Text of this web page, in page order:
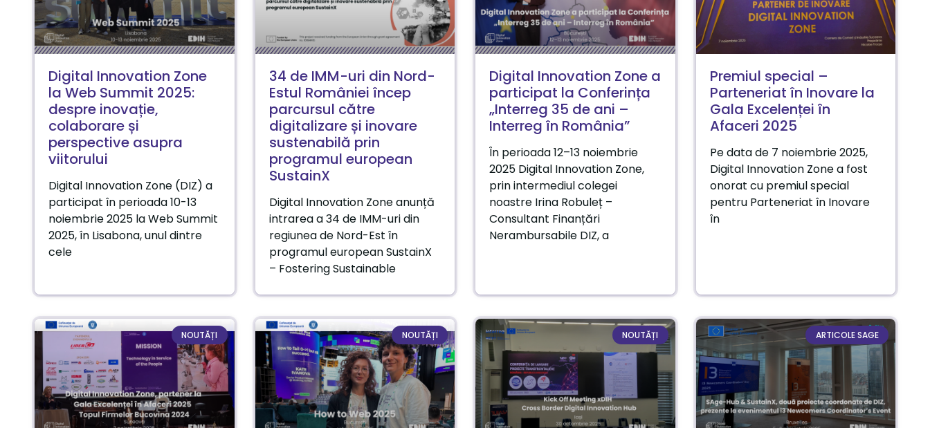
Digital Innovation Zone
la Web Summit 2025:
despre inovație,
colaborare și
perspective asupra
viitorului
Digital Innovation Zone (DIZ) a
participat în perioada 10-13
noiembrie 2025 la Web Summit
2025, în Lisabona, unul dintre
cele
34 de IMM-uri din Nord-
Estul României încep
parcursul către
digitalizare și inovare
sustenabilă prin
programul european
SustainX
Digital Innovation Zone anunță
intrarea a 34 de IMM-uri din
regiunea de Nord-Est în
programul european SustainX
– Fostering Sustainable
Digital Innovation Zone a
participat la Conferința
„Interreg 35 de ani –
Interreg în România”
În perioada 12–13 noiembrie
2025 Digital Innovation Zone,
prin intermediul colegei
noastre Irina Robuleț –
Consultant Finanțări
Nerambursabile DIZ, a
Premiul special –
Parteneriat în Inovare la
Gala Excelenței în
Afaceri 2025
Pe data de 7 noiembrie 2025,
Digital Innovation Zone a fost
onorat cu premiul special
pentru Parteneriat în Inovare
în
NOUTĂȚI NOUTĂȚI NOUTĂȚI ARTICOLE SAGE